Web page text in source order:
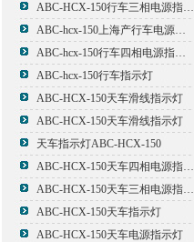
ABC-HCX-150行车三相电源指示灯
ABC-hcx-150上海产行车电源指示灯
ABC-hcx-150行车四相电源指示灯
ABC-hcx-150行车指示灯
ABC-HCX-150天车滑线指示灯
ABC-HCX-150天车滑线指示灯
天车指示灯ABC-HCX-150
ABC-HCX-150天车四相电源指示灯
ABC-HCX-150天车三相电源指示灯
ABC-HCX-150天车指示灯
ABC-HCX-150天车电源指示灯